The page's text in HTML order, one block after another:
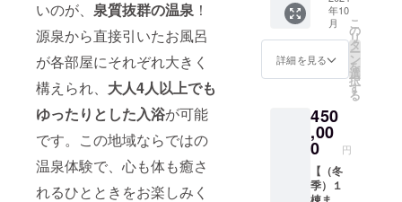
いのが、 泉質抜群の温泉 ！
源泉から直接引いたお風呂
が各部屋にそれぞれ大きく
構えられ、 大人4人以上でも
ゆったりとした入浴が可能
です。この地域ならではの
温泉体験で、心も体も癒さ
れるひとときをお楽しみく
とがご
ざいま
す。 ・
支援者
様の交
通費等
でご負
担くだ
さい。
・その
他かか
る諸経
で予約
可能で
す。 ・
利用期
間：12
月上旬
旬 ・支
援をい
ただい
た後
に、運
営側か
岡花火
期間除
く）】
・
「THE
ITAYA」
成後の1
棟まる
ごと3日
優先予
約権で
す。こ
年10
月
詳細を見る
こ
の
リ
タ
ー
ン
を
選
択
す
る
450
,00
0 円
【（冬
季）１